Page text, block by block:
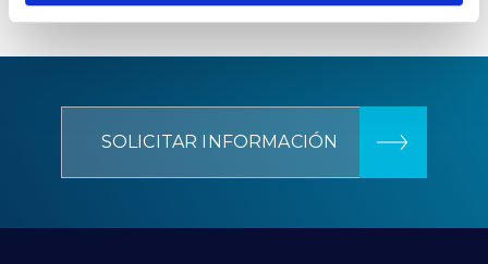
SOLICITAR INFORMACIÓN